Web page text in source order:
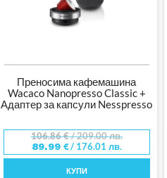
Преносима кафемашина
Wacaco Nanopresso Classic +
Адаптер за капсули Nesspresso
106.86€/ 209.00 лв.
89.99 €/ 176.01 лв.
КУПИ